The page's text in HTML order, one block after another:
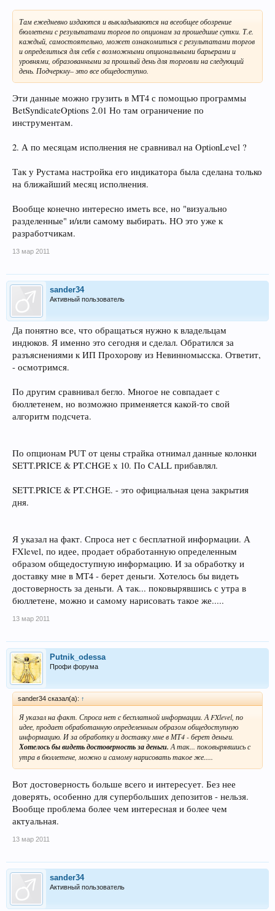
Там ежедневно издаются и выкладываются на всеобщее обозрение
бюллетени с результатами торгов по опционам за прошедшие сутки. Т.е.
каждый, самостоятельно, может ознакомиться с результатами торгов
и определиться для себя с возможными опциональными барьерами и
уровнями, образованными за прошлый день для торговли на следующий
день. Подчеркну– это все общедоступно.
Эти данные можно грузить в MT4 с помощью программы
BetSyndicateOptions 2.01 Но там ограничение по
инструментам.
2. А по месяцам исполнения не сравнивал на OptionLevel ?
Так у Рустама настройка его индикатора была сделана только
на ближайший месяц исполнения.
Вообще конечно интересно иметь все, но "визуально
разделенные" и/или самому выбирать. НО это уже к
разработчикам.
13 мар 2011
sander34
Активный пользователь
Да понятно все, что обращаться нужно к владельцам
индюков. Я именно это сегодня и сделал. Обратился за
разъяснениями к ИП Прохорову из Невинномысска. Ответит,
- осмотримся.
По другим сравнивал бегло. Многое не совпадает с
бюллетенем, но возможно применяется какой-то свой
алгоритм подсчета.
По опционам PUT от цены страйка отнимал данные колонки
SETT.PRICE & PT.CHGE х 10. По CALL прибавлял.
SETT.PRICE & PT.CHGE. - это официальная цена закрытия
дня.
Я указал на факт. Спроса нет с бесплатной информации. А
FXlevel, по идее, продает обработанную определенным
образом общедоступную информацию. И за обработку и
доставку мне в МТ4 - берет деньги. Хотелось бы видеть
достоверность за деньги. А так... поковырявшись с утра в
бюллетене, можно и самому нарисовать такое же.....
13 мар 2011
Putnik_odessa
Профи форума
sander34 сказал(а): ↑
Я указал на факт. Спроса нет с бесплатной информации. А FXlevel, по
идее, продает обработанную определенным образом общедоступную
информацию. И за обработку и доставку мне в МТ4 - берет деньги.
Хотелось бы видеть достоверность за деньги. А так... поковырявшись с
утра в бюллетене, можно и самому нарисовать такое же.....
Вот достоверность больше всего и интересует. Без нее
доверять, особенно для супербольших депозитов - нельзя.
Вообще проблема более чем интересная и более чем
актуальная.
13 мар 2011
sander34
Активный пользователь